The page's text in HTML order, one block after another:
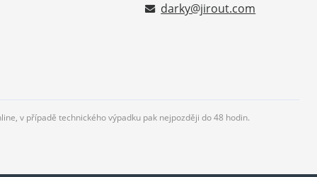
darky@jirout.com
v případě technického výpadku pak nejpozději do 48 hodin.